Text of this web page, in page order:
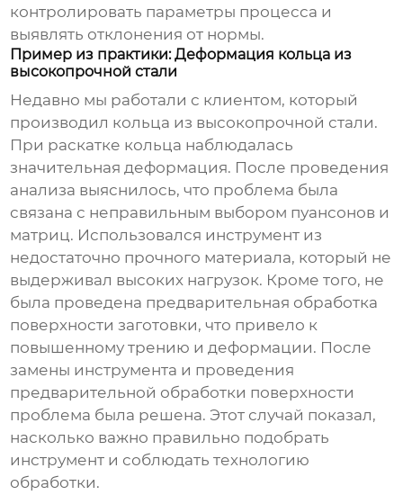
контролировать параметры процесса и
выявлять отклонения от нормы.
Пример из практики: Деформация кольца из
высокопрочной стали
Недавно мы работали с клиентом, который
производил кольца из высокопрочной стали.
При раскатке кольца наблюдалась
значительная деформация. После проведения
анализа выяснилось, что проблема была
связана с неправильным выбором пуансонов и
матриц. Использовался инструмент из
недостаточно прочного материала, который не
выдерживал высоких нагрузок. Кроме того, не
была проведена предварительная обработка
поверхности заготовки, что привело к
повышенному трению и деформации. После
замены инструмента и проведения
предварительной обработки поверхности
проблема была решена. Этот случай показал,
насколько важно правильно подобрать
инструмент и соблюдать технологию
обработки.